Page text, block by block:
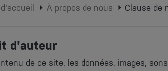
À propos de nous Clause de
d'auteur
de ce site, les données, images,